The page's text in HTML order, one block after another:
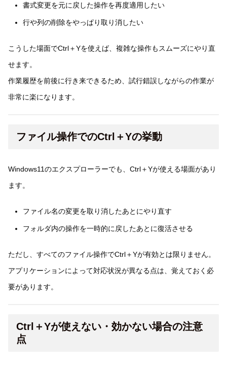
書式変更を元に戻した操作を再度適用したい
行や列の削除をやっぱり取り消したい
こうした場面でCtrl＋Yを使えば、複雑な操作もスムーズにやり直
せます。
作業履歴を前後に行き来できるため、試行錯誤しながらの作業が
非常に楽になります。
ファイル操作でのCtrl＋Yの挙動
Windows11のエクスプローラーでも、Ctrl＋Yが使える場面があり
ます。
ファイル名の変更を取り消したあとにやり直す
フォルダ内の操作を一時的に戻したあとに復活させる
ただし、すべてのファイル操作でCtrl＋Yが有効とは限りません。
アプリケーションによって対応状況が異なる点は、覚えておく必
要があります。
Ctrl＋Yが使えない・効かない場合の注意
点